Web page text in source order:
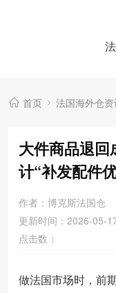
首页 法国海外仓
大件商品退
计“补发配件
作者：博克斯法国仓
更新时间：2026-05-
点击数：
做法国市场时，前